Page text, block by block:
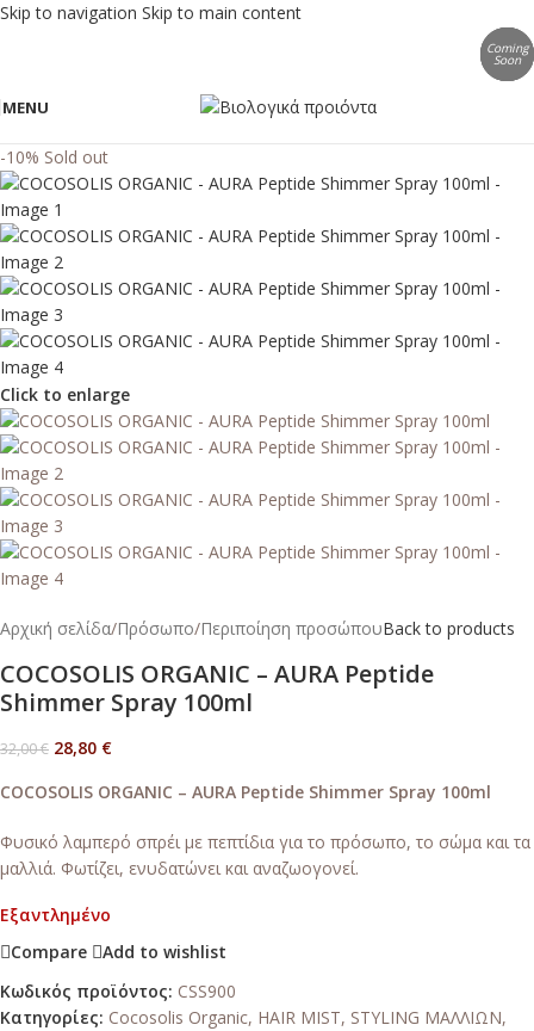
Skip to navigation Skip to main content
MENU
-10% Sold out
Click to enlarge
Αρχική σελίδα/Πρόσωπο/Περιποίηση προσώπουBack to products
COCOSOLIS ORGANIC – AURA Peptide
Shimmer Spray 100ml
32,00€ 28,80 €
COCOSOLIS ORGANIC – AURA Peptide Shimmer Spray 100ml
Φυσικό λαμπερό σπρέι με πεπτίδια για το πρόσωπο, το σώμα και τα
μαλλιά. Φωτίζει, ενυδατώνει και αναζωογονεί.
Εξαντλημένο
Compare
Add to wishlist
Κωδικός προϊόντος: CSS900
Κατηγορίες: Cocosolis Organic, HAIR MIST, STYLING ΜΑΛΛΙΩΝ,
Coming
Soon
Coming
Soon
Coming
Soon
Coming
Soon